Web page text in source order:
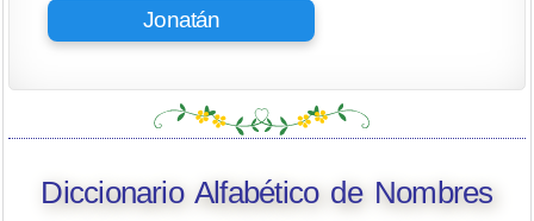
Jonatán
Diccionario Alfabético de Nombres